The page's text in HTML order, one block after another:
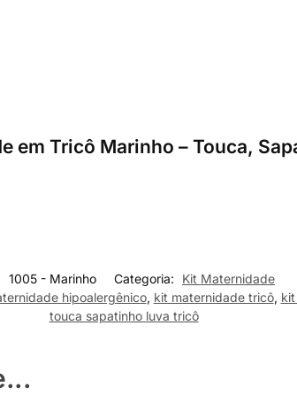
em Tricô Marinho – Touca,
1005 - Marinho Categoria:
Kit Maternidade
hipoalergênico, kit maternidade tricô,
touca sapatinho luva tricô